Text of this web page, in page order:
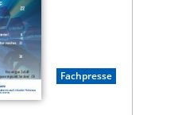
Fachpresse